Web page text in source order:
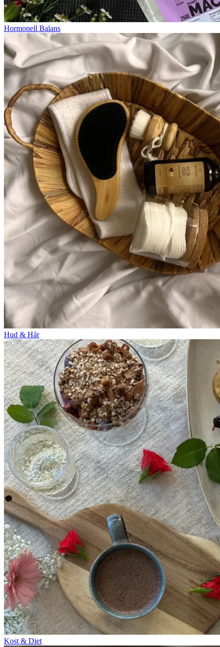
Hormonell Balans
Hud & Hår
Kost & Diet